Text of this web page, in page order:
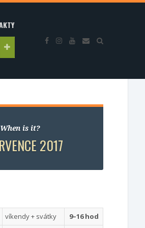
When is it?
2017
víkendy + svátky 9–16 hod